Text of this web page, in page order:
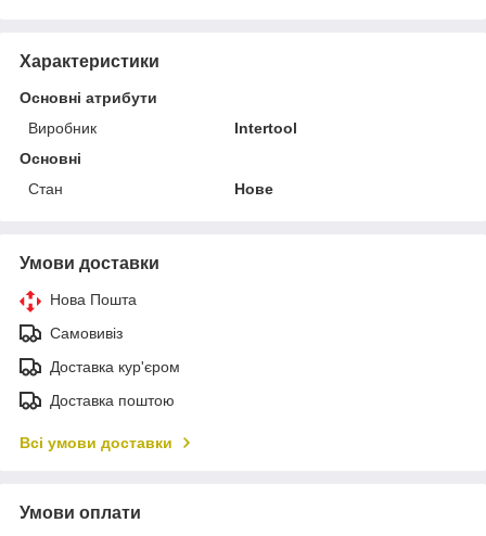
Характеристики
Основні атрибути
Виробник
Intertool
Основні
Стан
Нове
Умови доставки
Нова Пошта
Самовивіз
Доставка кур'єром
Доставка поштою
Всі умови доставки
Умови оплати